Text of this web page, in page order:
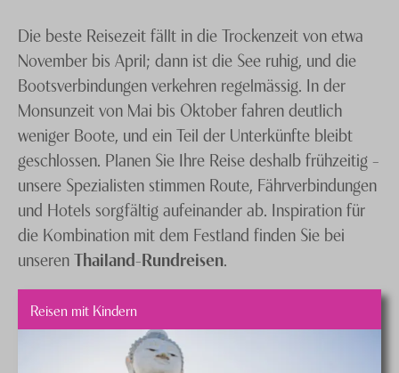
Die beste Reisezeit fällt in die Trockenzeit von etwa
November bis April; dann ist die See ruhig, und die
Bootsverbindungen verkehren regelmässig. In der
Monsunzeit von Mai bis Oktober fahren deutlich
weniger Boote, und ein Teil der Unterkünfte bleibt
geschlossen. Planen Sie Ihre Reise deshalb frühzeitig –
unsere Spezialisten stimmen Route, Fährverbindungen
und Hotels sorgfältig aufeinander ab. Inspiration für
die Kombination mit dem Festland finden Sie bei
unserenThailand-Rundreisen.
Reisen mit Kindern